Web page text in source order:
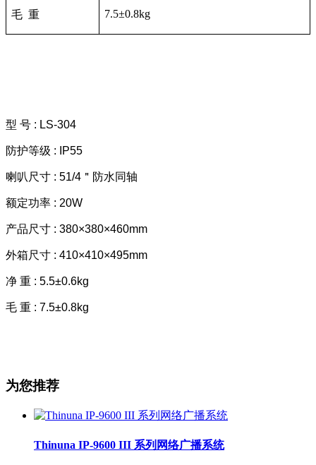
毛 重 7.5±0.8kg
型 号 : LS-304
防护等级 : IP55
喇叭尺寸 : 51/4＂防水同轴
额定功率 : 20W
产品尺寸 : 380×380×460mm
外箱尺寸 : 410×410×495mm
净 重 : 5.5±0.6kg
毛 重 : 7.5±0.8kg
为您推荐
Thinuna IP-9600 III 系列网络广播系统